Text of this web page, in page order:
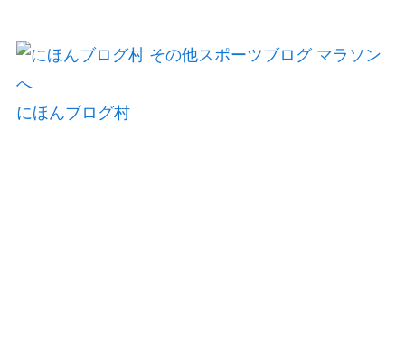
にほんブログ村